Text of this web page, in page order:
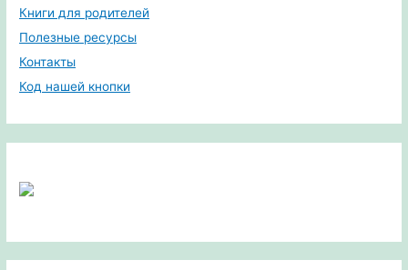
Книги для родителей
Полезные ресурсы
Контакты
Код нашей кнопки